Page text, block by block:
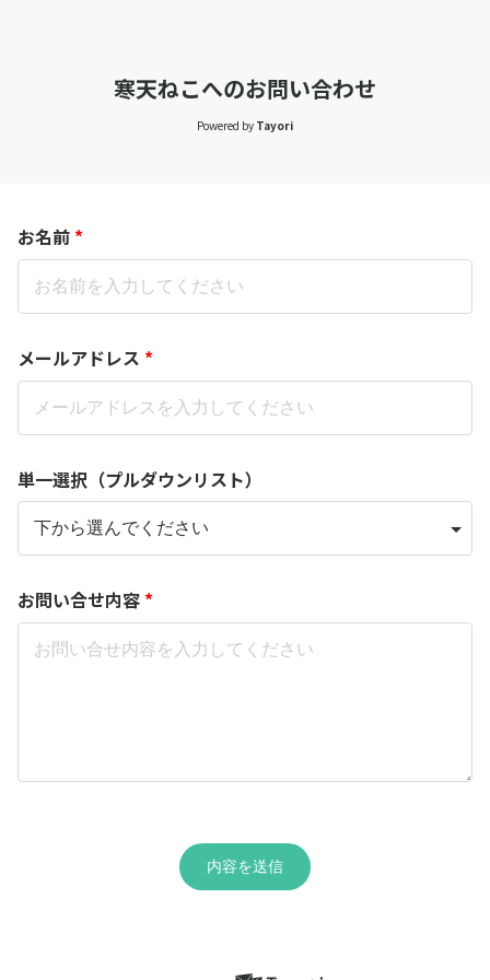
寒天ねこへのお問い合わせ
Powered by Tayori
お名前 *
メールアドレス *
単一選択（プルダウンリスト）
お問い合せ内容 *
内容を送信